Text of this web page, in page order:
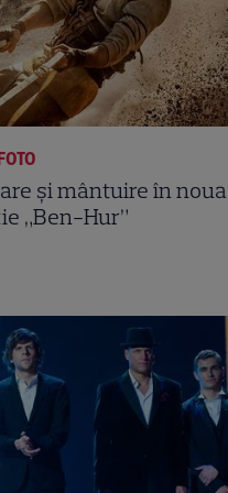
şi mântuire în noua
„Ben-Hur”